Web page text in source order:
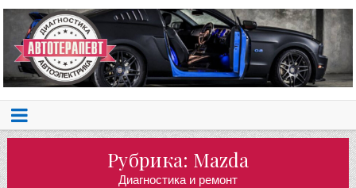
Рубрика: Mazda
Диагностика и ремонт